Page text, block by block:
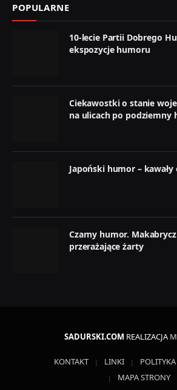
POPULARNE
10-lecie Partii Dobrego
ekspozycje humoru
Ciekawostki o stanie
na ulicach po podziemny
Japoński humor – kawały
Czarny humor.
przerażające żarty
SADURSKI.COM REALIZACJA
KONTAKT LINKI
MAPA STRONY